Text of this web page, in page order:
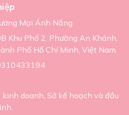
Mại Ánh Nắng
Khu Phố 2, Phường An Khánh,
Phố Hồ Chí Minh, Việt Nam.
doanh, Sở kế hoạch và đầu